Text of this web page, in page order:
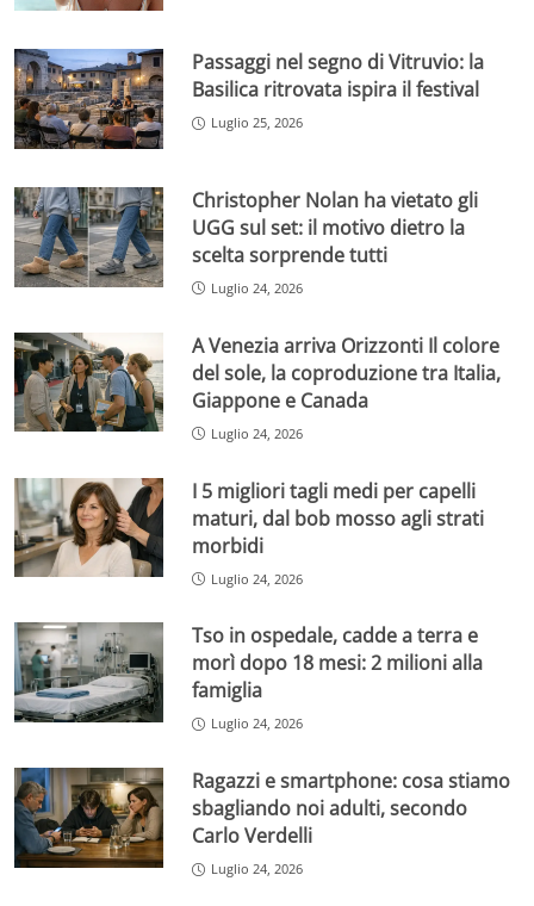
Passaggi nel segno di Vitruvio: la
Basilica ritrovata ispira il festival
Luglio 25, 2026
Christopher Nolan ha vietato gli
UGG sul set: il motivo dietro la
scelta sorprende tutti
Luglio 24, 2026
A Venezia arriva Orizzonti Il colore
del sole, la coproduzione tra Italia,
Giappone e Canada
Luglio 24, 2026
I 5 migliori tagli medi per capelli
maturi, dal bob mosso agli strati
morbidi
Luglio 24, 2026
Tso in ospedale, cadde a terra e
morì dopo 18 mesi: 2 milioni alla
famiglia
Luglio 24, 2026
Ragazzi e smartphone: cosa stiamo
sbagliando noi adulti, secondo
Carlo Verdelli
Luglio 24, 2026